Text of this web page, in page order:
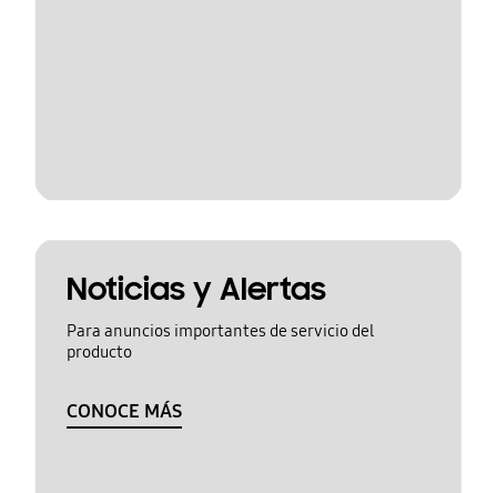
Noticias y Alertas
Para anuncios importantes de servicio del
producto
CONOCE MÁS